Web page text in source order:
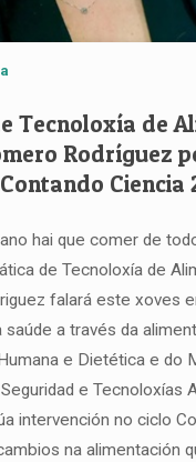
Tecnoloxía de
Rodríguez
Ciencia
hai que comer de
de Tecnoloxía de
falará este xoves
saúde a través da
e Dietética e do
e Tecnoloxías
intervención no ciclo
na alimentación